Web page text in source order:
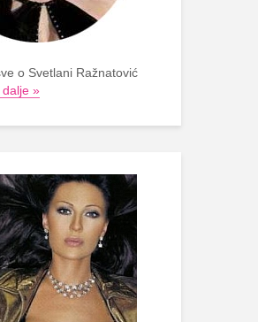
o Svetlani Ražnatović
dalje »